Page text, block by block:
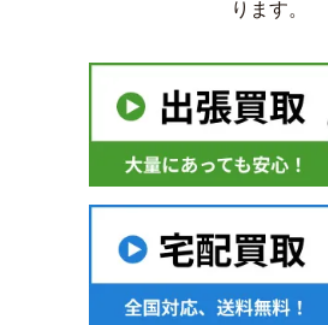
ります。